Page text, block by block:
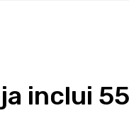
inclui